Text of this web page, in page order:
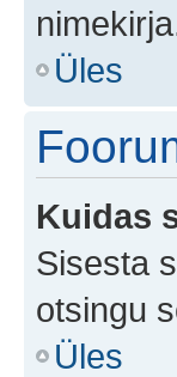
Üles
Kuidas
Sisesta
otsingu
Üles